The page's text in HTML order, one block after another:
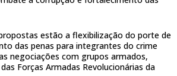
estão a flexibilização do porte de
das penas para integrantes do crime
negociações com grupos armados,
Forças Armadas Revolucionárias da